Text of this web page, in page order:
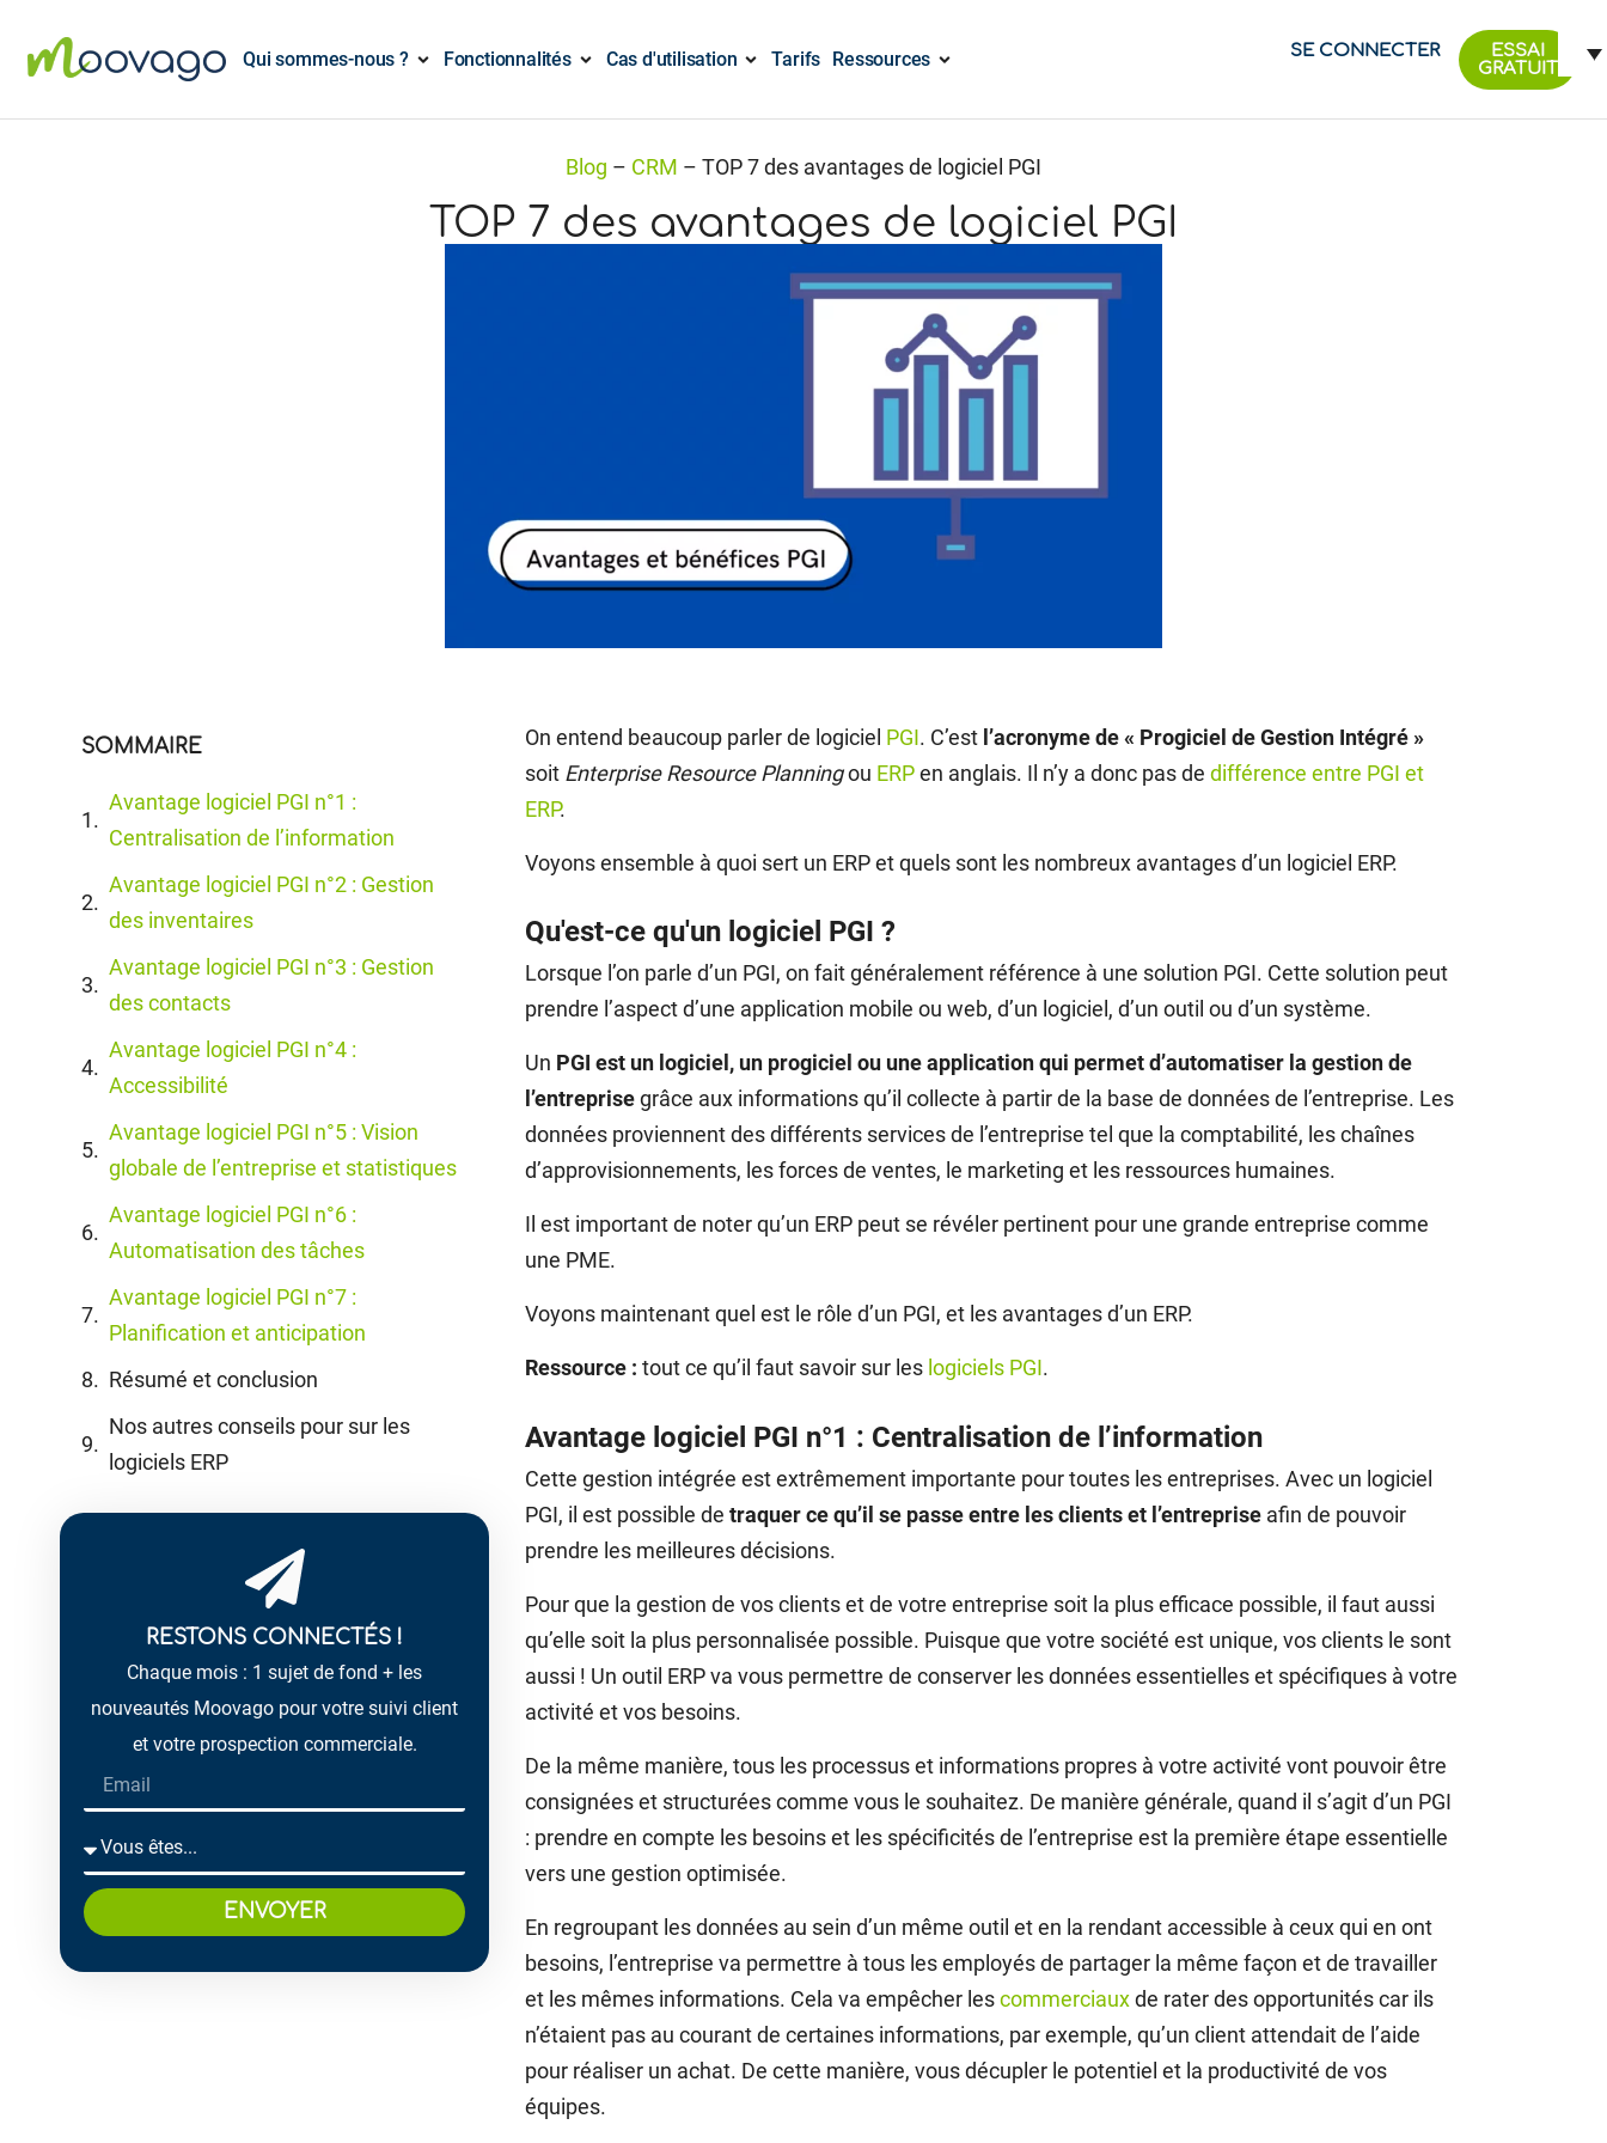
Qui sommes-nous ? Fonctionnalités Cas d'utilisation Tarifs Ressources SE CONNECTER
ESSAI
GRATUIT
Blog – CRM – TOP 7 des avantages de logiciel PGI
TOP 7 des avantages de logiciel PGI
SOMMAIRE
Avantage logiciel PGI n°1 :
Centralisation de l’information
Avantage logiciel PGI n°2 : Gestion
des inventaires
Avantage logiciel PGI n°3 : Gestion
des contacts
Avantage logiciel PGI n°4 :
Accessibilité
Avantage logiciel PGI n°5 : Vision
globale de l’entreprise et statistiques
Avantage logiciel PGI n°6 :
Automatisation des tâches
Avantage logiciel PGI n°7 :
Planification et anticipation
Résumé et conclusion
Nos autres conseils pour sur les
logiciels ERP
RESTONS CONNECTÉS !
Chaque mois : 1 sujet de fond + les
nouveautés Moovago pour votre suivi client
et votre prospection commerciale.
ENVOYER
On entend beaucoup parler de logiciel PGI. C’est l’acronyme de « Progiciel de Gestion Intégré »
soit Enterprise Resource Planningou ERPen anglais. Il n’y a donc pas de différence entre PGI et
ERP.
Voyons ensemble à quoi sert un ERP et quels sont les nombreux avantages d’un logiciel ERP.
Qu'est-ce qu'un logiciel PGI ?
Lorsque l’on parle d’un PGI, on fait généralement référence à une solution PGI. Cette solution peut
prendre l’aspect d’une application mobile ou web, d’un logiciel, d’un outil ou d’un système.
Un PGI est un logiciel, un progiciel ou une application qui permet d’automatiser la gestion de
l’entreprisegrâce aux informations qu’il collecte à partir de la base de données de l’entreprise. Les
données proviennent des différents services de l’entreprise tel que la comptabilité, les chaînes
d’approvisionnements, les forces de ventes, le marketing et les ressources humaines.
Il est important de noter qu’un ERP peut se révéler pertinent pour une grande entreprise comme
une PME.
Voyons maintenant quel est le rôle d’un PGI, et les avantages d’un ERP.
Ressource :tout ce qu’il faut savoir sur les logiciels PGI.
Avantage logiciel PGI n°1 : Centralisation de l’information
Cette gestion intégrée est extrêmement importante pour toutes les entreprises. Avec un logiciel
PGI, il est possible detraquer ce qu’il se passe entre les clients et l’entreprise afin de pouvoir
prendre les meilleures décisions.
Pour que la gestion de vos clients et de votre entreprise soit la plus efficace possible, il faut aussi
qu’elle soit la plus personnalisée possible. Puisque que votre société est unique, vos clients le sont
aussi ! Un outil ERP va vous permettre de conserver les données essentielles et spécifiques à votre
activité et vos besoins.
De la même manière, tous les processus et informations propres à votre activité vont pouvoir être
consignées et structurées comme vous le souhaitez. De manière générale, quand il s’agit d’un PGI
: prendre en compte les besoins et les spécificités de l’entreprise est la première étape essentielle
vers une gestion optimisée.
En regroupant les données au sein d’un même outil et en la rendant accessible à ceux qui en ont
besoins, l’entreprise va permettre à tous les employés de partager la même façon et de travailler
et les mêmes informations. Cela va empêcher lescommerciauxde rater des opportunités car ils
n’étaient pas au courant de certaines informations, par exemple, qu’un client attendait de l’aide
pour réaliser un achat. De cette manière, vous décupler le potentiel et la productivité de vos
équipes.